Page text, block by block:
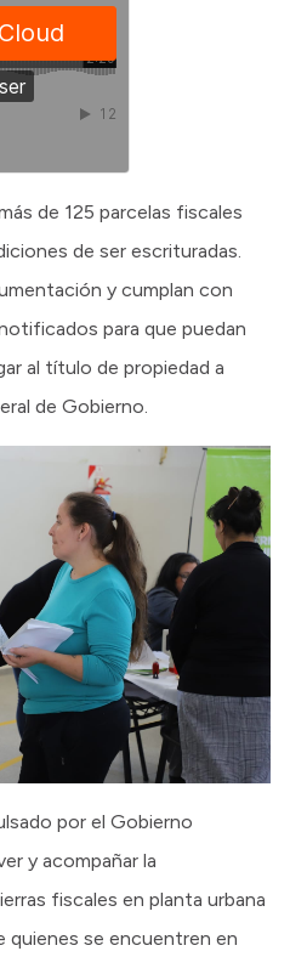
de 125 parcelas fiscales
de ser escrituradas.
y cumplan con
para que puedan
al título de propiedad a
de Gobierno.
por el Gobierno
y acompañar la
fiscales en planta urbana
quienes se encuentren en